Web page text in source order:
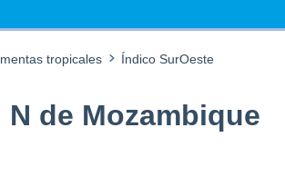
tropicales
Índico SurOeste
de Mozambique